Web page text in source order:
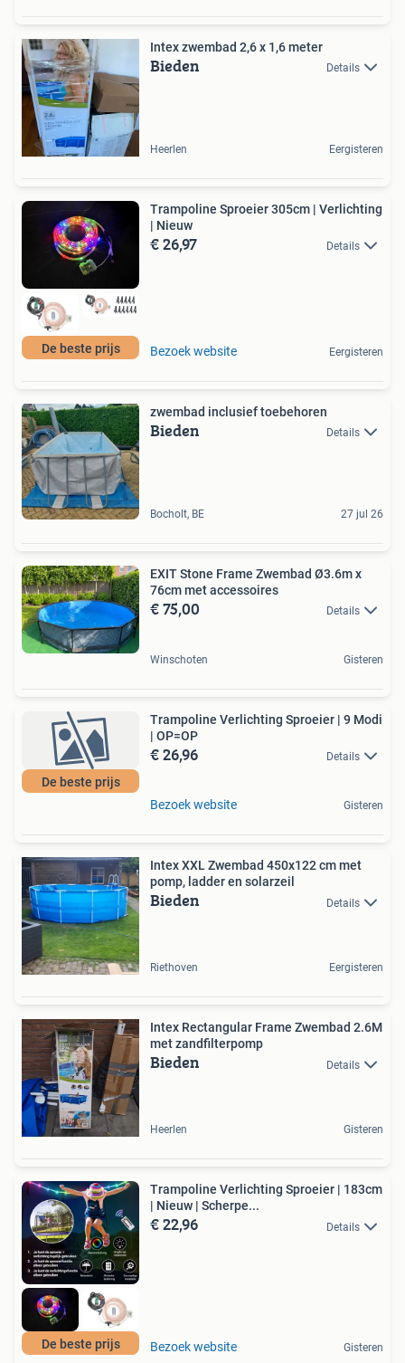
Intex zwembad 2,6 x 1,6 meter
Bieden Details
Heerlen Eergisteren
De beste prijs
Trampoline Sproeier 305cm | Verlichting
| Nieuw
€ 26,97 Details
Bezoek website Eergisteren
zwembad inclusief toebehoren
Bieden Details
Bocholt, BE 27 jul 26
EXIT Stone Frame Zwembad Ø3.6m x
76cm met accessoires
€ 75,00 Details
Winschoten Gisteren
De beste prijs
Trampoline Verlichting Sproeier | 9 Modi
| OP=OP
€ 26,96 Details
Bezoek website Gisteren
Intex XXL Zwembad 450x122 cm met
pomp, ladder en solarzeil
Bieden Details
Riethoven Eergisteren
Intex Rectangular Frame Zwembad 2.6M
met zandfilterpomp
Bieden Details
Heerlen Gisteren
De beste prijs
Trampoline Verlichting Sproeier | 183cm
| Nieuw | Scherpe...
€ 22,96 Details
Bezoek website Gisteren